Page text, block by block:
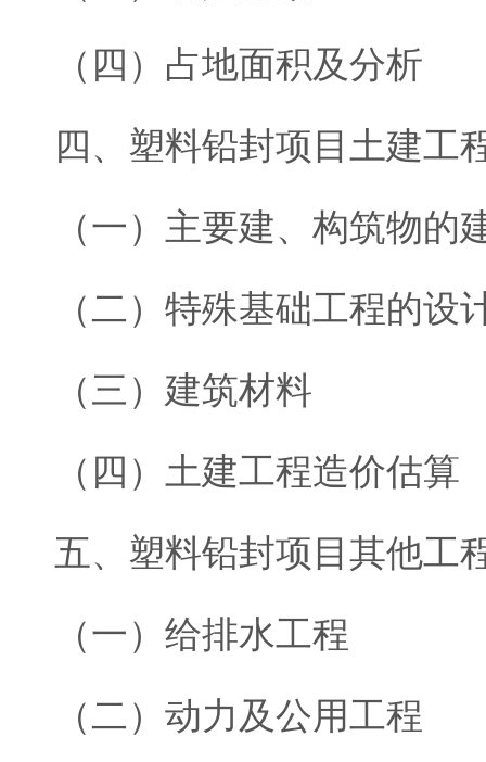
（四）占地面积及分析
四、塑料铅封项目土建工
（一）主要建、构筑物的
（二）特殊基础工程的设
（三）建筑材料
（四）土建工程造价估算
五、塑料铅封项目其他工
（一）给排水工程
（二）动力及公用工程